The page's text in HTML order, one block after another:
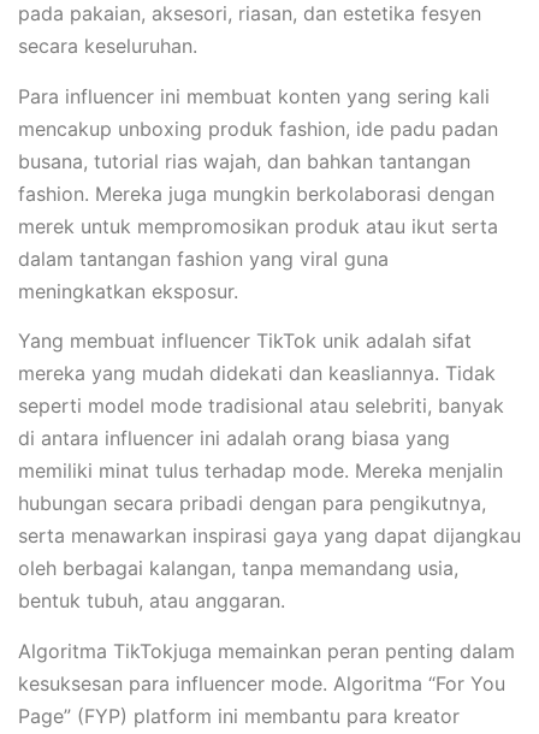
pada pakaian, aksesori, riasan, dan estetika fesyen
secara keseluruhan.
Para influencer ini membuat konten yang sering kali
mencakup unboxing produk fashion, ide padu padan
busana, tutorial rias wajah, dan bahkan tantangan
fashion. Mereka juga mungkin berkolaborasi dengan
merek untuk mempromosikan produk atau ikut serta
dalam tantangan fashion yang viral guna
meningkatkan eksposur.
Yang membuat influencer TikTok unik adalah sifat
mereka yang mudah didekati dan keasliannya. Tidak
seperti model mode tradisional atau selebriti, banyak
di antara influencer ini adalah orang biasa yang
memiliki minat tulus terhadap mode. Mereka menjalin
hubungan secara pribadi dengan para pengikutnya,
serta menawarkan inspirasi gaya yang dapat dijangkau
oleh berbagai kalangan, tanpa memandang usia,
bentuk tubuh, atau anggaran.
Algoritma TikTokjuga memainkan peran penting dalam
kesuksesan para influencer mode. Algoritma “For You
Page” (FYP) platform ini membantu para kreator